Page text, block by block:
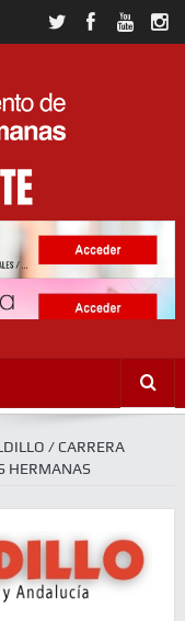
/ CARRERA
HERMANAS